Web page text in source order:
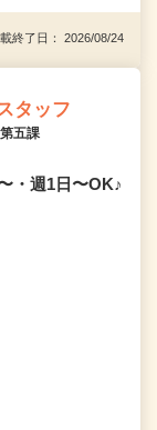
終了日： 2026/08/24
タッフ
五課
・週1日〜OK♪